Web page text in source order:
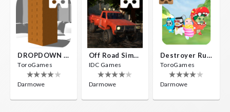
DROPDOWN VR
ToroGames
Darmowe
Off Road Simulator VR
IDC Games
Darmowe
Destroyer Run VR
ToroGames
Darmowe